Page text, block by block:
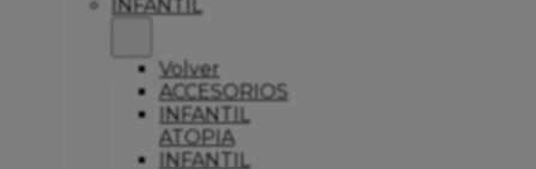
INFANTIL
Volver
ACCESORIOS
INFANTIL
ATOPIA
INFANTIL